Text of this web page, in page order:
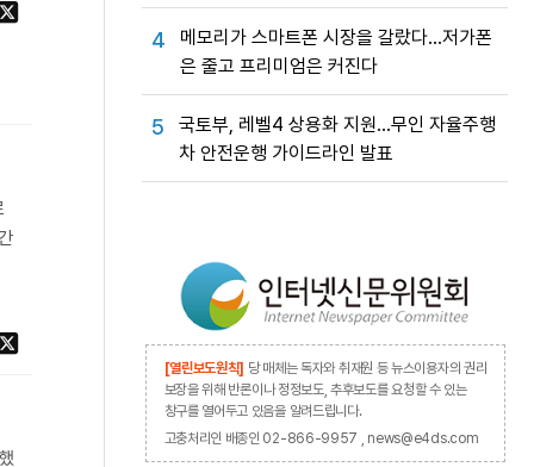
4
메모리가 스마트폰 시장을 갈랐다…저가폰
은 줄고 프리미엄은 커진다
5
국토부, 레벨4 상용화 지원…무인 자율주행
차 안전운행 가이드라인 발표
[열린보도원칙] 당 매체는 독자와 취재원 등 뉴스이용자의 권리
보장을 위해 반론이나 정정보도, 추후보도를 요청할 수 있는
창구를 열어두고 있음을 알려드립니다.
고충처리인 배종인 02-866-9957 , news@e4ds.com